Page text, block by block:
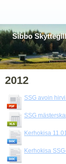
Sibbo
2012
SSG avoin
SSG
Kerhokisa
Kerhokisa